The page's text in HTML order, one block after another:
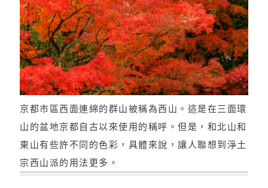
京都市區西面連綿的群山被稱為西山。這是在三面環
山的盆地京都自古以來使用的稱呼。但是，和北山和
東山有些許不同的色彩，具體來說，讓人聯想到淨土
宗西山派的用法更多。